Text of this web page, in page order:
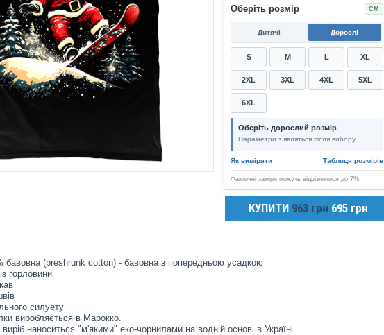
Оберіть розмір
СМ
Дитячі Дорослі
S M L XL
2XL 3XL 4XL 5XL
6XL
Оберіть дорослий розмір
Параметри з’являться після вибору
Як виміряти Таблиця розмірів
Фактичні заміри можуть відрізнятися до 7%.
КУПИТИ 963 грн 695 грн
бавовна (preshrunk cotton) - бавовна з попередньою усадкою
горловини
силуету
виробляється в Марокко.
наноситься "м'якими" еко-чорнилами на водній основі в Україні.